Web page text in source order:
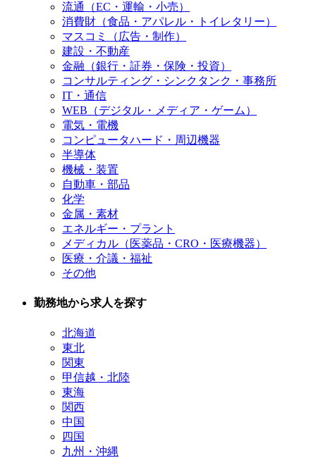
流通（EC・運輸・小売）
消費財（食品・アパレル・トイレタリー）
マスコミ（広告・制作）
建設・不動産
金融（銀行・証券・保険・投資）
コンサルティング・シンクタンク・事務所
IT・通信
WEB（デジタル・メディア・ゲーム）
電気・電機
コンピュータハード・周辺機器
半導体
機械・装置
自動車・部品
化学
金属・素材
エネルギー・プラント
メディカル（医薬品・CRO・医療機器）
医療・介議・福祉
その他
勤務地から求人を探す
北海道
東北
関東
甲信越・北陸
東海
関西
中国
四国
九州・沖縄